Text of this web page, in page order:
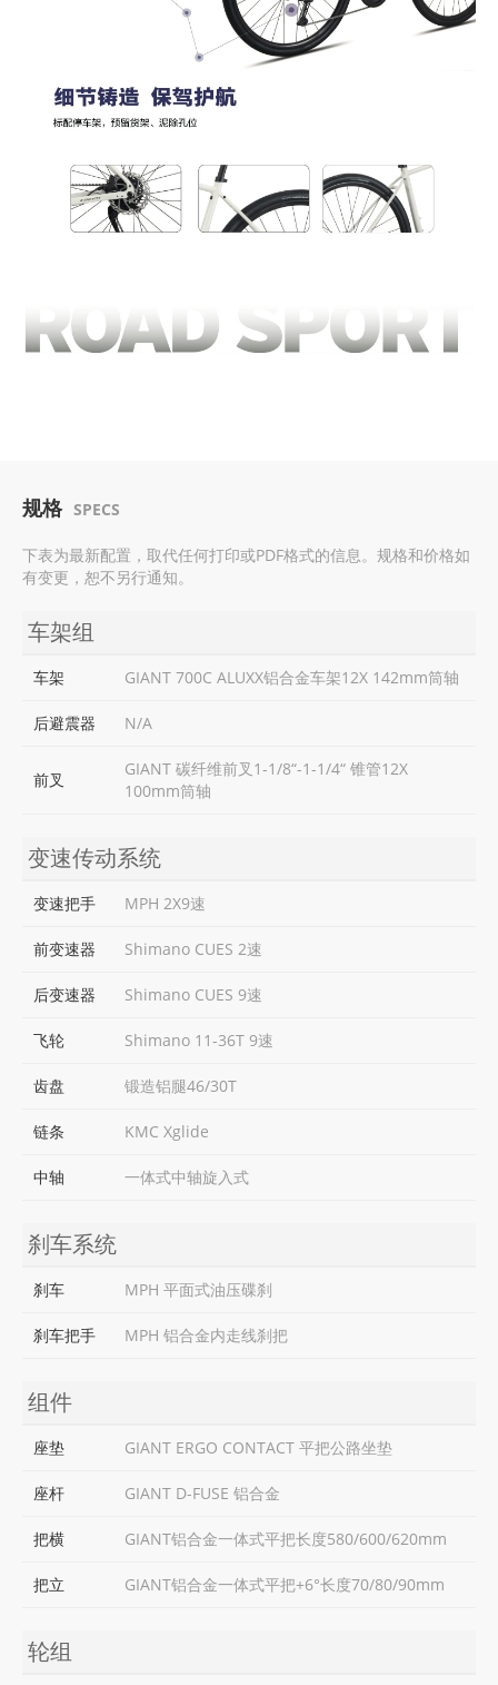
规格 SPECS
下表为最新配置，取代任何打印或PDF格式的信息。规格和价格如
有变更，恕不另行通知。
车架组
车架 GIANT 700C ALUXX铝合金车架12X 142mm筒轴
后避震器 N/A
前叉
GIANT 碳纤维前叉1-1/8“-1-1/4“ 锥管12X
100mm筒轴
变速传动系统
变速把手 MPH 2X9速
前变速器 Shimano CUES 2速
后变速器 Shimano CUES 9速
飞轮 Shimano 11-36T 9速
齿盘 锻造铝腿46/30T
链条 KMC Xglide
中轴 一体式中轴旋入式
刹车系统
刹车 MPH 平面式油压碟刹
刹车把手 MPH 铝合金内走线刹把
组件
座垫 GIANT ERGO CONTACT 平把公路坐垫
座杆 GIANT D-FUSE 铝合金
把横 GIANT铝合金一体式平把长度580/600/620mm
把立 GIANT铝合金一体式平把+6°长度70/80/90mm
轮组